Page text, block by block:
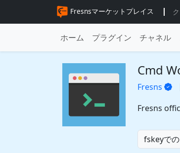
Fresnsマーケットプレイス
ホーム プラグイン チャネル
Cmd
Fresns
Fresns
fskeyで